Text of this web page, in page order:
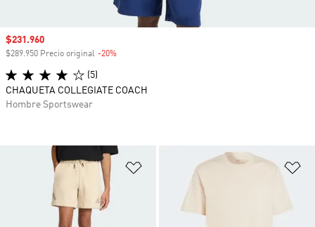
Añadir a la lista de deseos
Precio de venta
$231.960
$289.950 Precio original -20%
(5)
CHAQUETA COLLEGIATE COACH
Hombre Sportswear